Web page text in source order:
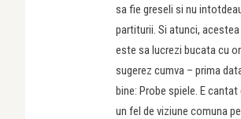
sa fie greseli si nu
partiturii. Si atunci,
este sa lucrezi bucata cu
sugerez cumva – prima
bine: Probe spiele. E
un fel de viziune comuna